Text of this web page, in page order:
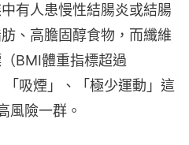
有人患慢性結腸炎或結腸
、高膽固醇食物，而纖維
BMI體重指標超過
吸煙」、「極少運動」這
風險一群。